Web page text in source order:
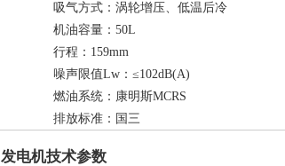
吸气方式：涡轮增压、低温后冷
机油容量：50L
行程：159mm
噪声限值Lw：≤102dB(A)
燃油系统：康明斯MCRS
排放标准：国三
发电机技术参数